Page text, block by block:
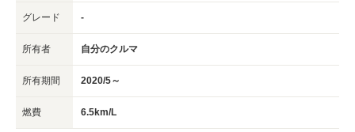
グレード -
所有者 自分のクルマ
所有期間 2020/5～
燃費 6.5km/L